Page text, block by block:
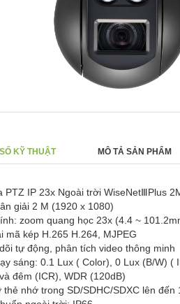
KỸ THUẬT MÔ TẢ SẢN PHẨM
PTZ IP 23x Ngoài trời WiseNetⅢPlus
giải 2 M (1920 x 1080)
zoom quang học 23x (4.4 ~
mã kép H.265 H.264, MJPEG
tự động, phân tích video thông minh
sáng: 0.1 Lux ( Color), 0 Lux (B/W) (
đêm (ICR), WDR (120dB)
thẻ nhớ trong SD/SDHC/SDXC lên đến